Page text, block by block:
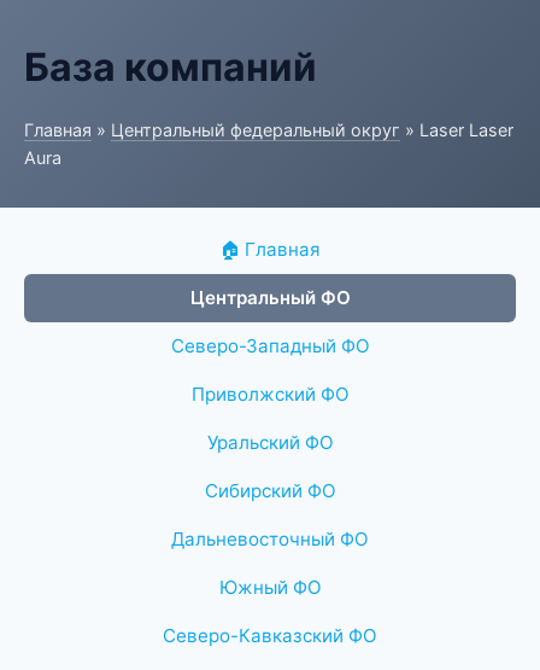
База компаний
Главная » Центральный федеральный округ » Laser Laser
Aura
🏠 Главная
Центральный ФО
Северо-Западный ФО
Приволжский ФО
Уральский ФО
Сибирский ФО
Дальневосточный ФО
Южный ФО
Северо-Кавказский ФО